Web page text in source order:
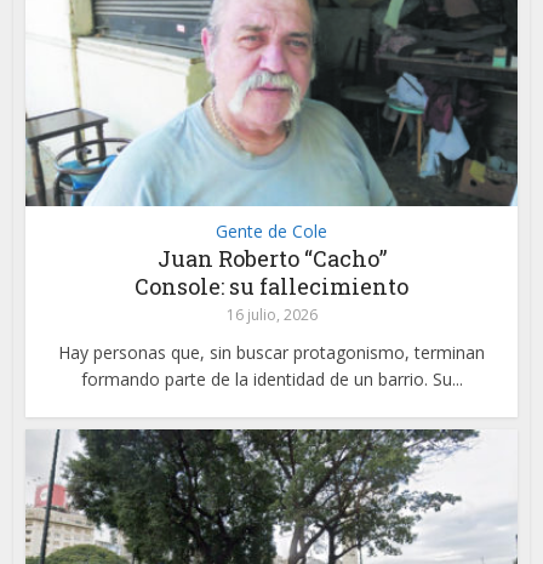
Gente de Cole
Juan Roberto “Cacho”
Console: su fallecimiento
16 julio, 2026
Hay personas que, sin buscar protagonismo, terminan
formando parte de la identidad de un barrio. Su...